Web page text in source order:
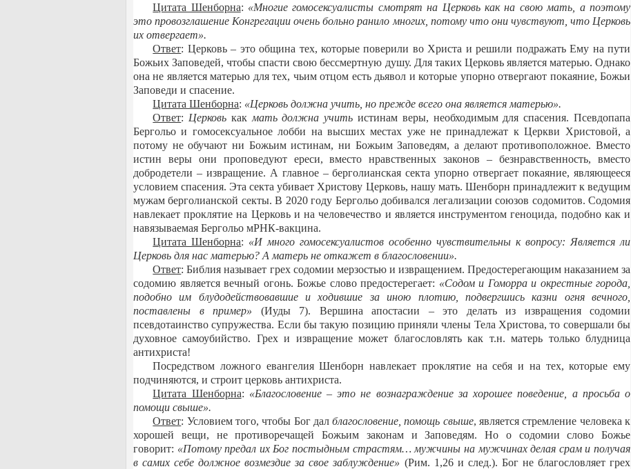
Цитата Шенборна: «Многие гомосексуалисты смотрят на Церковь как на свою мать, а поэтому
это провозглашение Конгрегации очень больно ранило многих, потому что они чувствуют, что Церковь
их отвергает».
Ответ: Церковь ‒ это община тех, которые поверили во Христа и решили подражать Ему на пути
Божьих Заповедей, чтобы спасти свою бессмертную душу. Для таких Церковь является матерью. Однако
она не является матерью для тех, чьим отцом есть дьявол и которые упорно отвергают покаяние, Божьи
Заповеди и спасение.
Цитата Шенборна: «Церковь должна учить, но прежде всего она является матерью».
Ответ: Церковь как мать должна учить истинам веры, необходимым для спасения. Псевдопапа
Бергольо и гомосексуальное лобби на высших местах уже не принадлежат к Церкви Христовой, а
потому не обучают ни Божьим истинам, ни Божьим Заповедям, а делают противоположное. Вместо
истин веры они проповедуют ереси, вместо нравственных законов ‒ безнравственность, вместо
добродетели ‒ извращение. А главное ‒ берголианская секта упорно отвергает покаяние, являющееся
условием спасения. Эта секта убивает Христову Церковь, нашу мать. Шенборн принадлежит к ведущим
мужам берголианской секты. В 2020 году Бергольо добивался легализации союзов содомитов. Содомия
навлекает проклятие на Церковь и на человечество и является инструментом геноцида, подобно как и
навязываемая Бергольо мРНК-вакцина.
Цитата Шенборна: «И много гомосексуалистов особенно чувствительны к вопросу: Является ли
Церковь для нас матерью? А матерь не откажет в благословении».
Ответ: Библия называет грех содомии мерзостью и извращением. Предостерегающим наказанием за
содомию является вечный огонь. Божье слово предостерегает: «Содом и Гоморра и окрестные города,
подобно им блудодействовавшие и ходившие за иною плотию, подвергшись казни огня вечного,
поставлены в пример» (Иуды 7). Вершина апостасии ‒ это делать из извращения содомии
псевдотаинство супружества. Если бы такую позицию приняли члены Тела Христова, то совершали бы
духовное самоубийство. Грех и извращение может благословлять как т.н. матерь только блудница
антихриста!
Посредством ложного евангелия Шенборн навлекает проклятие на себя и на тех, которые ему
подчиняются, и строит церковь антихриста.
Цитата Шенборна: «Благословение ‒ это не вознаграждение за хорошее поведение, а просьба о
помощи свыше».
Ответ: Условием того, чтобы Бог далблагословение, помощь свыше, является стремление человека к
хорошей вещи, не противоречащей Божьим законам и Заповедям. Но о содомии слово Божье
говорит: «Потому предал их Бог постыдным страстям… мужчины на мужчинах делая срам и получая
в самих себе должное возмездие за свое заблуждение» (Рим. 1,26 и след.). Бог не благословляет грех